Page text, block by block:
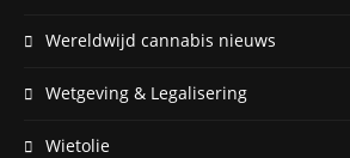
Wereldwijd cannabis nieuws
Wetgeving & Legalisering
Wietolie